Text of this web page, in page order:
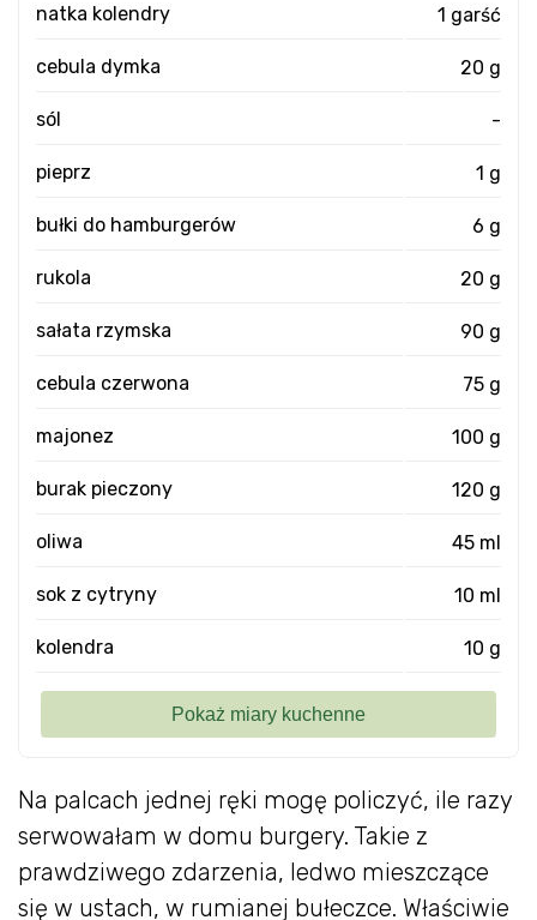
Na palcach jednej ręki mogę policzyć, ile razy
serwowałam w domu burgery. Takie z
prawdziwego zdarzenia, ledwo mieszczące
się w ustach, w rumianej bułeczce. Właściwie
natka kolendry
1 garść
cebula dymka 20 g
sól -
pieprz 1 g
bułki do hamburgerów 6 g
rukola 20 g
sałata rzymska 90 g
cebula czerwona 75 g
majonez 100 g
burak pieczony 120 g
oliwa 45 ml
sok z cytryny 10 ml
kolendra 10 g